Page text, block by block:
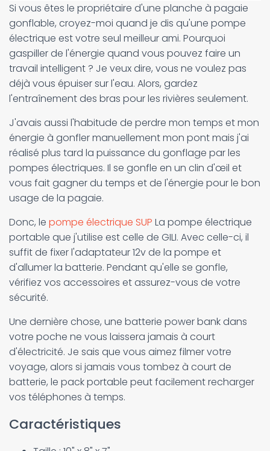
Si vous êtes le propriétaire d'une planche à pagaie
gonflable, croyez-moi quand je dis qu'une pompe
électrique est votre seul meilleur ami. Pourquoi
gaspiller de l'énergie quand vous pouvez faire un
travail intelligent ? Je veux dire, vous ne voulez pas
déjà vous épuiser sur l'eau. Alors, gardez
l'entraînement des bras pour les rivières seulement.
J'avais aussi l'habitude de perdre mon temps et mon
énergie à gonfler manuellement mon pont mais j'ai
réalisé plus tard la puissance du gonflage par les
pompes électriques. Il se gonfle en un clin d'œil et
vous fait gagner du temps et de l'énergie pour le bon
usage de la pagaie.
Donc, le pompe électrique SUP La pompe électrique
portable que j'utilise est celle de GILI. Avec celle-ci, il
suffit de fixer l'adaptateur 12v de la pompe et
d'allumer la batterie. Pendant qu'elle se gonfle,
vérifiez vos accessoires et assurez-vous de votre
sécurité.
Une dernière chose, une batterie power bank dans
votre poche ne vous laissera jamais à court
d'électricité. Je sais que vous aimez filmer votre
voyage, alors si jamais vous tombez à court de
batterie, le pack portable peut facilement recharger
vos téléphones à temps.
Caractéristiques